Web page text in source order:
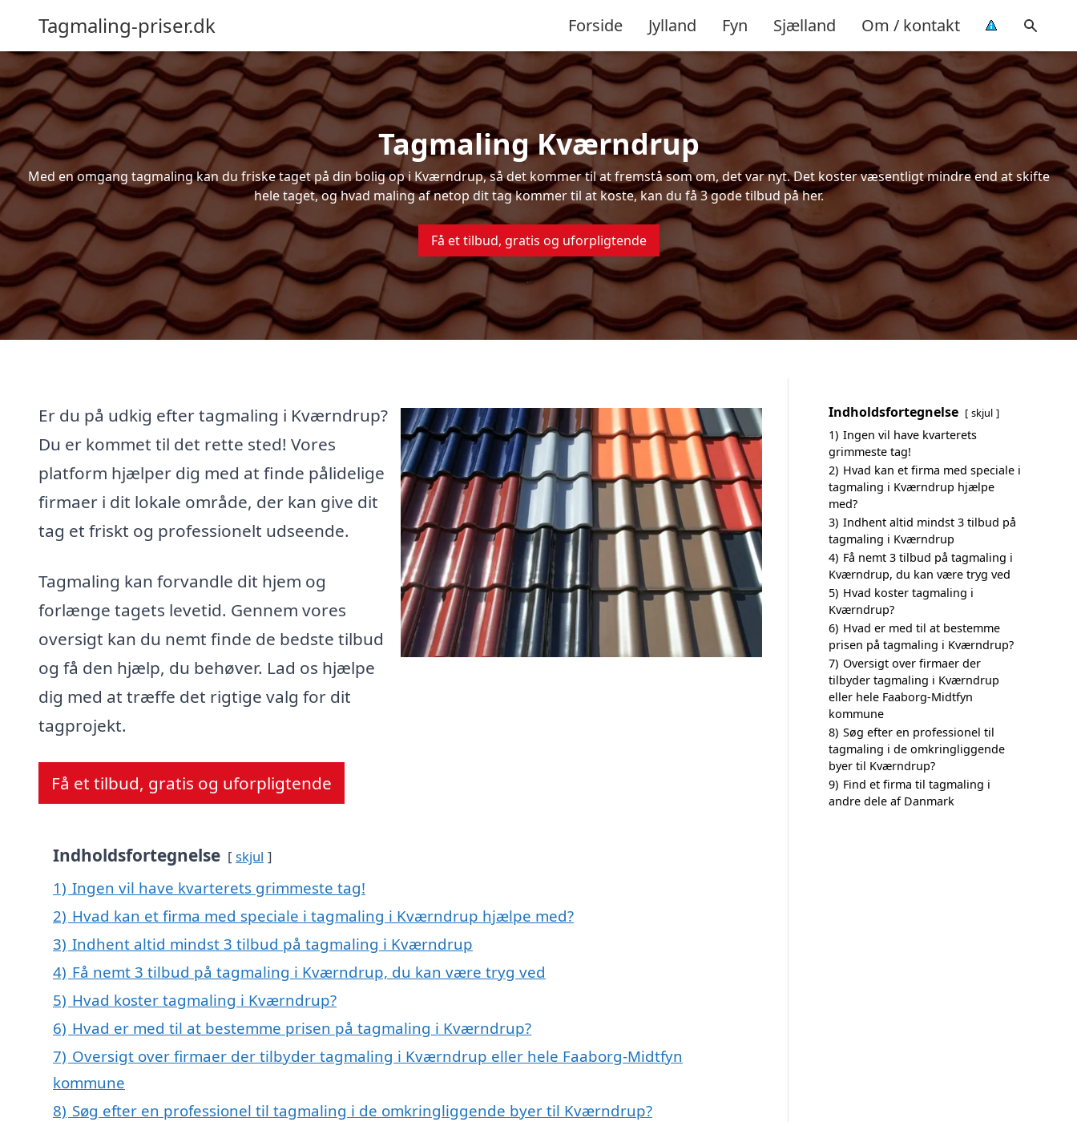
Tagmaling-priser.dk Forside Jylland Fyn Sjælland Om / kontakt
Tagmaling Kværndrup
Med en omgang tagmaling kan du friske taget på din bolig op i Kværndrup, så det kommer til at fremstå som om, det var nyt. Det koster væsentligt mindre end at skifte
hele taget, og hvad maling af netop dit tag kommer til at koste, kan du få 3 gode tilbud på her.
Få et tilbud, gratis og uforpligtende
Er du på udkig efter tagmaling i Kværndrup?
Du er kommet til det rette sted! Vores
platform hjælper dig med at finde pålidelige
firmaer i dit lokale område, der kan give dit
tag et friskt og professionelt udseende.
Tagmaling kan forvandle dit hjem og
forlænge tagets levetid. Gennem vores
oversigt kan du nemt finde de bedste tilbud
og få den hjælp, du behøver. Lad os hjælpe
dig med at træffe det rigtige valg for dit
tagprojekt.
Få et tilbud, gratis og uforpligtende
Indholdsfortegnelse skjul
1) Ingen vil have kvarterets grimmeste tag!
2) Hvad kan et firma med speciale i tagmaling i Kværndrup hjælpe med?
3) Indhent altid mindst 3 tilbud på tagmaling i Kværndrup
4) Få nemt 3 tilbud på tagmaling i Kværndrup, du kan være tryg ved
5) Hvad koster tagmaling i Kværndrup?
6) Hvad er med til at bestemme prisen på tagmaling i Kværndrup?
7) Oversigt over firmaer der tilbyder tagmaling i Kværndrup eller hele Faaborg-Midtfyn
kommune
8) Søg efter en professionel til tagmaling i de omkringliggende byer til Kværndrup?
Indholdsfortegnelse skjul
1) Ingen vil have kvarterets
grimmeste tag!
2) Hvad kan et firma med speciale i
tagmaling i Kværndrup hjælpe
med?
3) Indhent altid mindst 3 tilbud på
tagmaling i Kværndrup
4) Få nemt 3 tilbud på tagmaling i
Kværndrup, du kan være tryg ved
5) Hvad koster tagmaling i
Kværndrup?
6) Hvad er med til at bestemme
prisen på tagmaling i Kværndrup?
7) Oversigt over firmaer der
tilbyder tagmaling i Kværndrup
eller hele Faaborg-Midtfyn
kommune
8) Søg efter en professionel til
tagmaling i de omkringliggende
byer til Kværndrup?
9) Find et firma til tagmaling i
andre dele af Danmark